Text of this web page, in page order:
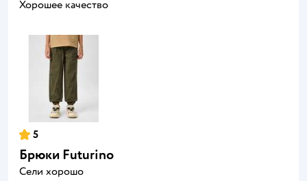
Хорошее качество
5
Брюки Futurino
Сели хорошо